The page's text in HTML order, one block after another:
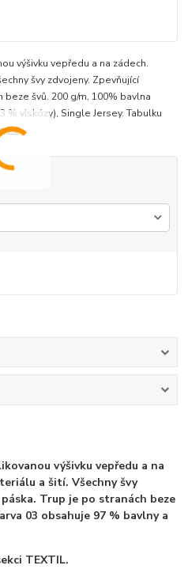
výšivku vepředu a na zádech.
švy zdvojeny. Zpevňující
švů. 200 g/m, 100% bavlna
% viskózy), Single Jersey. Tabulku
výšivku vepředu a na
a šití. Všechny švy
Trup je po stranách beze
03 obsahuje 97 % bavlny a
TEXTIL.